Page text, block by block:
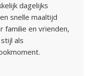
dagelijks
snelle maaltijd
en vrienden,
als